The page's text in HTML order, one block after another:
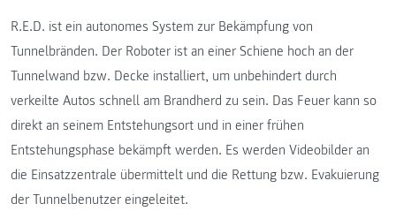
R.E.D. ist ein autonomes System zur Bekämpfung von
Tunnelbränden. Der Roboter ist an einer Schiene hoch an der
Tunnelwand bzw. Decke installiert, um unbehindert durch
verkeilte Autos schnell am Brandherd zu sein. Das Feuer kann so
direkt an seinem Entstehungsort und in einer frühen
Entstehungsphase bekämpft werden. Es werden Videobilder an
die Einsatzzentrale übermittelt und die Rettung bzw. Evakuierung
der Tunnelbenutzer eingeleitet.